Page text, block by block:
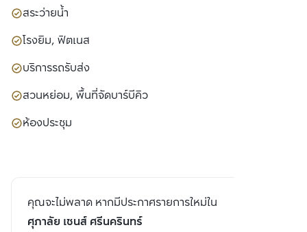
สระว่ายน้ำ
โรงยิม, ฟิตเนส
บริการรถรับส่ง
สวนหย่อม, พื้นที่จัดบาร์บีคิว
ห้องประชุม
คุณจะไม่พลาด หากมีประกาศรายการใหม่ใน
ศุภาลัย เซนส์ ศรีนครินทร์